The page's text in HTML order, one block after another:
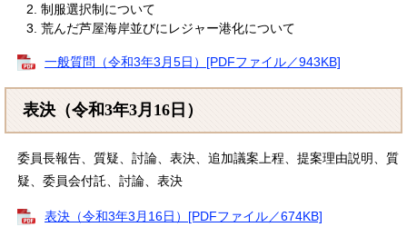
制服選択制について
荒んだ芦屋海岸並びにレジャー港化について
一般質問（令和3年3月5日）[PDFファイル／943KB]
表決（令和3年3月16日）
委員長報告、質疑、討論、表決、追加議案上程、提案理由説明、質
疑、委員会付託、討論、表決
表決（令和3年3月16日）[PDFファイル／674KB]